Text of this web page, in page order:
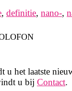
, definitie, nano-,
het laatste
u bij Contact.